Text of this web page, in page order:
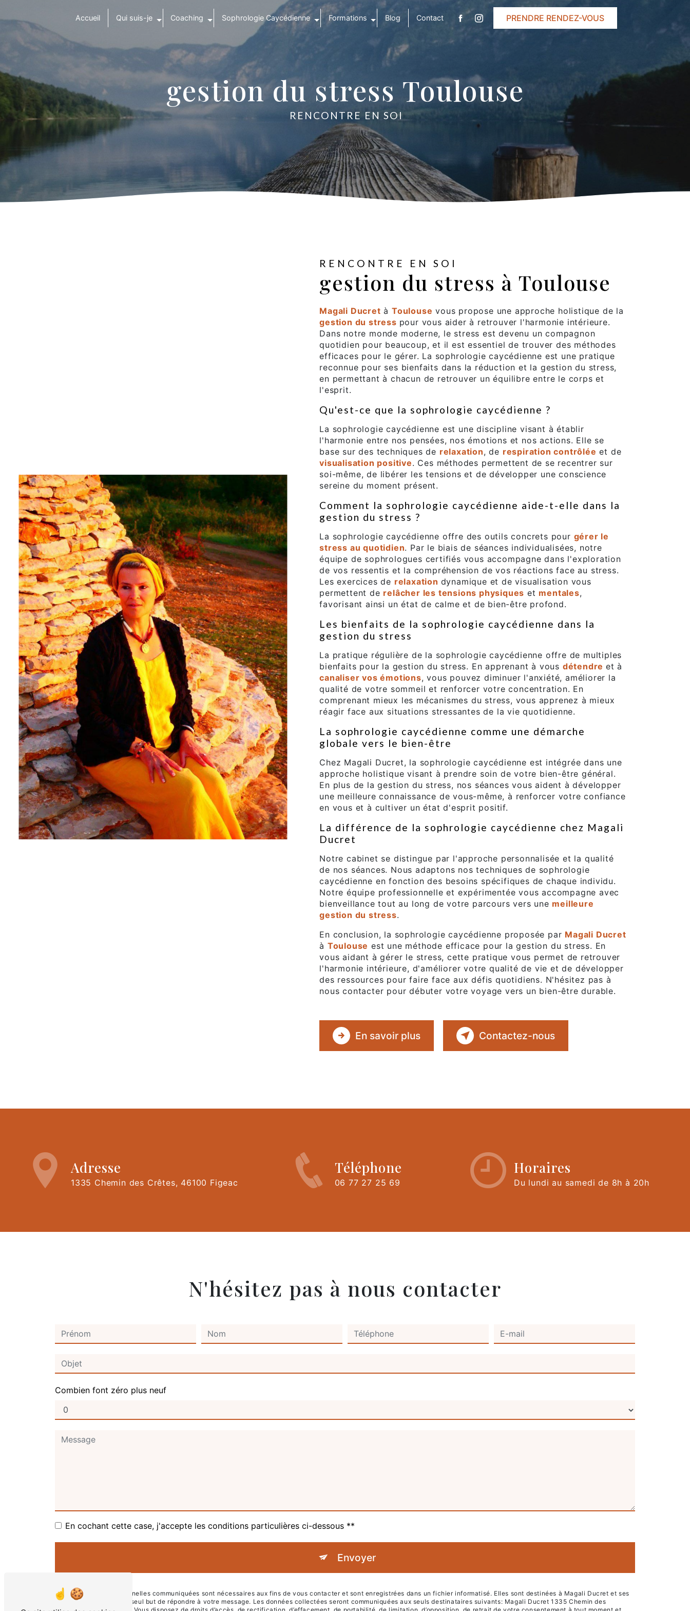
Accueil Qui suis-je Coaching Sophrologie Caycédienne Formations Blog Contact PRENDRE RENDEZ-VOUS
gestion du stress Toulouse
RENCONTRE EN SOI
RENCONTRE EN SOI
gestion du stress à Toulouse
Magali Ducret à Toulouse vous propose une approche holistique de la
gestion du stress pour vous aider à retrouver l'harmonie intérieure.
Dans notre monde moderne, le stress est devenu un compagnon
quotidien pour beaucoup, et il est essentiel de trouver des méthodes
efficaces pour le gérer. La sophrologie caycédienne est une pratique
reconnue pour ses bienfaits dans la réduction et la gestion du stress,
en permettant à chacun de retrouver un équilibre entre le corps et
l'esprit.
Qu'est-ce que la sophrologie caycédienne ?
La sophrologie caycédienne est une discipline visant à établir
l'harmonie entre nos pensées, nos émotions et nos actions. Elle se
base sur des techniques de relaxation, de respiration contrôlée et de
visualisation positive. Ces méthodes permettent de se recentrer sur
soi-même, de libérer les tensions et de développer une conscience
sereine du moment présent.
Comment la sophrologie caycédienne aide-t-elle dans la
gestion du stress ?
La sophrologie caycédienne offre des outils concrets pour gérer le
stress au quotidien. Par le biais de séances individualisées, notre
équipe de sophrologues certifiés vous accompagne dans l'exploration
de vos ressentis et la compréhension de vos réactions face au stress.
Les exercices de relaxation dynamique et de visualisation vous
permettent de relâcher les tensions physiques et mentales,
favorisant ainsi un état de calme et de bien-être profond.
Les bienfaits de la sophrologie caycédienne dans la
gestion du stress
La pratique régulière de la sophrologie caycédienne offre de multiples
bienfaits pour la gestion du stress. En apprenant à vous détendre et à
canaliser vos émotions, vous pouvez diminuer l'anxiété, améliorer la
qualité de votre sommeil et renforcer votre concentration. En
comprenant mieux les mécanismes du stress, vous apprenez à mieux
réagir face aux situations stressantes de la vie quotidienne.
La sophrologie caycédienne comme une démarche
globale vers le bien-être
Chez Magali Ducret, la sophrologie caycédienne est intégrée dans une
approche holistique visant à prendre soin de votre bien-être général.
En plus de la gestion du stress, nos séances vous aident à développer
une meilleure connaissance de vous-même, à renforcer votre confiance
en vous et à cultiver un état d'esprit positif.
La différence de la sophrologie caycédienne chez Magali
Ducret
Notre cabinet se distingue par l'approche personnalisée et la qualité
de nos séances. Nous adaptons nos techniques de sophrologie
caycédienne en fonction des besoins spécifiques de chaque individu.
Notre équipe professionnelle et expérimentée vous accompagne avec
bienveillance tout au long de votre parcours vers une meilleure
gestion du stress.
En conclusion, la sophrologie caycédienne proposée par Magali Ducret
à Toulouse est une méthode efficace pour la gestion du stress. En
vous aidant à gérer le stress, cette pratique vous permet de retrouver
l'harmonie intérieure, d'améliorer votre qualité de vie et de développer
des ressources pour faire face aux défis quotidiens. N'hésitez pas à
nous contacter pour débuter votre voyage vers un bien-être durable.
En savoir plus Contactez-nous
Adresse
1335 Chemin des Crêtes, 46100 Figeac
Téléphone
06 77 27 25 69
Horaires
Du lundi au samedi de 8h à 20h
N'hésitez pas à nous contacter
Combien font zéro plus neuf
En cochant cette case, j'accepte les conditions particulières ci-dessous **
Envoyer
** Les données personnelles communiquées sont nécessaires aux fins de vous contacter et sont enregistrées dans un fichier informatisé. Elles sont destinées à Magali Ducret et ses
sous-traitants dans le seul but de répondre à votre message. Les données collectées seront communiquées aux seuls destinataires suivants: Magali Ducret 1335 Chemin des
Panneau de gestion des cookies